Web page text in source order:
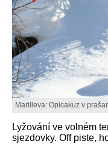
Marilleva: Opicakuz v
Lyžování ve volném
sjezdovky. Off piste,